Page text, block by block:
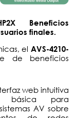
Beneficios
finales.
el AVS-4210-
de beneficios
web intuitiva
básica para
AV sobre